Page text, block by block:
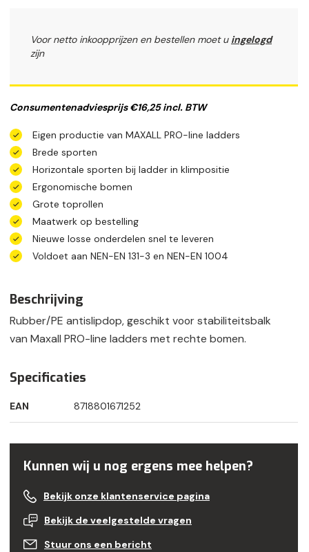
Voor netto inkoopprijzen en bestellen moet u ingelogd
zijn
Consumentenadviesprijs €16,25 incl. BTW
Eigen productie van MAXALL PRO-line ladders
Brede sporten
Horizontale sporten bij ladder in klimpositie
Ergonomische bomen
Grote toprollen
Maatwerk op bestelling
Nieuwe losse onderdelen snel te leveren
Voldoet aan NEN-EN 131-3 en NEN-EN 1004
Beschrijving
Rubber/PE antislipdop, geschikt voor stabiliteitsbalk
van Maxall PRO-line ladders met rechte bomen.
Specificaties
EAN 8718801671252
Kunnen wij u nog ergens mee helpen?
Bekijk onze klantenservice pagina
Bekijk de veelgestelde vragen
Stuur ons een bericht